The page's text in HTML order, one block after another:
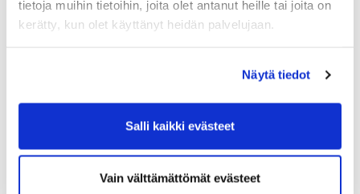
tietoja muihin tietoihin, joita olet antanut heille tai joita on
kerätty, kun olet käyttänyt heidän palvelujaan.
Näytä tiedot
Salli kaikki evästeet
Vain välttämättömät evästeet
Porin Leipä
VarapuheenjohtajaTerhi Rajala, HR Partner, Boliden
DIGITALISAATIOVALIOKUNTA